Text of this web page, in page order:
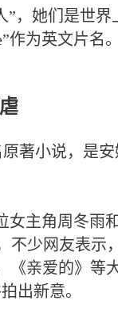
，她们是世界
作为英文片名
著小说，是
主角周冬雨
不少网友表示
亲爱的》等
出新意。